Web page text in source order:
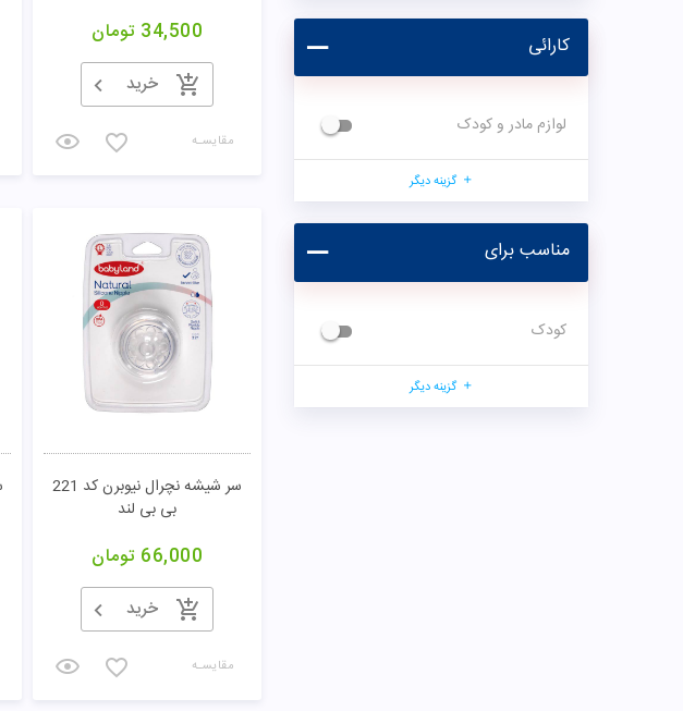
کارائی
لوازم مادر و کودک
گزینه دیگر
مناسب برای
کودک
گزینه دیگر
34,500 تومان
خرید
مقایسـه
سر شیشه نچرال نیوبرن کد 221
بی بی لند
66,000 تومان
خرید
مقایسـه